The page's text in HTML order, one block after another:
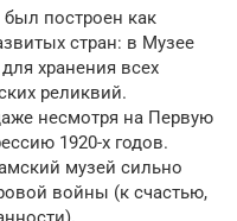
построен как
стран: в Музее
хранения всех
реликвий.
несмотря на Первую
1920-х годов.
музей сильно
войны (к счастью,